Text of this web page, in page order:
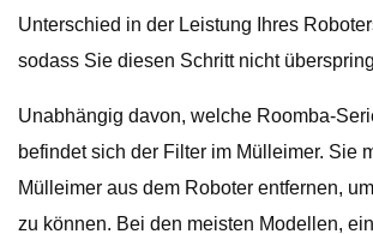
Unterschied in der Leistung Ihres
sodass Sie diesen Schritt nicht
Unabhängig davon, welche Roomba-
befindet sich der Filter im Mülleimer. Sie
Mülleimer aus dem Roboter entfernen,
zu können. Bei den meisten Modellen,